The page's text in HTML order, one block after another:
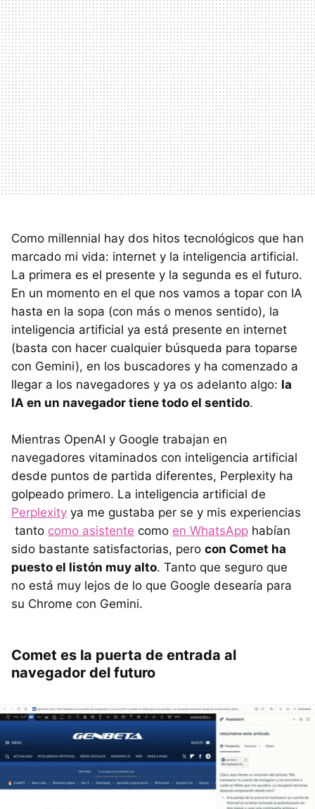
Como millennial hay dos hitos tecnológicos que han
marcado mi vida: internet y la inteligencia artificial.
La primera es el presente y la segunda es el futuro.
En un momento en el que nos vamos a topar con IA
hasta en la sopa (con más o menos sentido), la
inteligencia artificial ya está presente en internet
(basta con hacer cualquier búsqueda para toparse
con Gemini), en los buscadores y ha comenzado a
llegar a los navegadores y ya os adelanto algo: la
IA en un navegador tiene todo el sentido.
Mientras OpenAI y Google trabajan en
navegadores vitaminados con inteligencia artificial
desde puntos de partida diferentes, Perplexity ha
golpeado primero. La inteligencia artificial de
Perplexity ya me gustaba per se y mis experiencias
tanto como asistente como en WhatsApp habían
sido bastante satisfactorias, pero con Comet ha
puesto el listón muy alto. Tanto que seguro que
no está muy lejos de lo que Google desearía para
su Chrome con Gemini.
Comet es la puerta de entrada al
navegador del futuro